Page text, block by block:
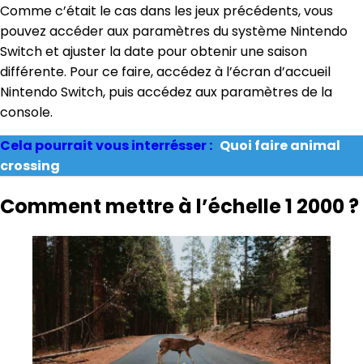
Comme c’était le cas dans les jeux précédents, vous
pouvez accéder aux paramètres du système Nintendo
Switch et ajuster la date pour obtenir une saison
différente. Pour ce faire, accédez à l’écran d’accueil
Nintendo Switch, puis accédez aux paramètres de la
console.
Cela pourrait vous interrésser : Quoi faire animal
crossing
Comment mettre à l’échelle 1 2000 ?